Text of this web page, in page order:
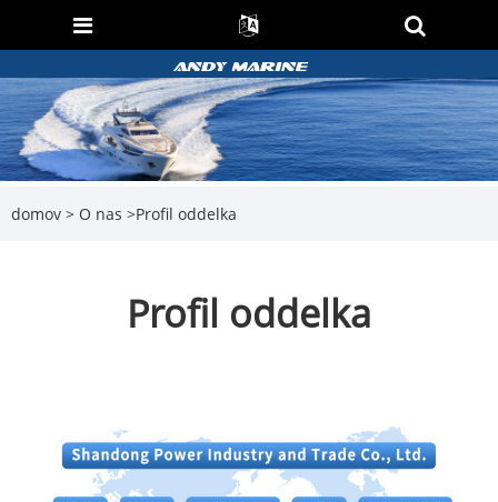
domov > O nas >Profil oddelka
Profil oddelka